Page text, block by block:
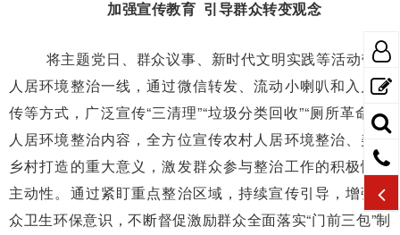
加强宣传教育 引导群众转变观念
将主题党日、群众议事、新时代文明实践等活动带到
人居环境整治一线，通过微信转发、流动小喇叭和入户宣
传等方式，广泛宣传“三清理”“垃圾分类回收”“厕所革命”等
人居环境整治内容，全方位宣传农村人居环境整治、美丽
乡村打造的重大意义，激发群众参与整治工作的积极性和
主动性。通过紧盯重点整治区域，持续宣传引导，增强群
众卫生环保意识，不断督促激励群众全面落实“门前三包”制